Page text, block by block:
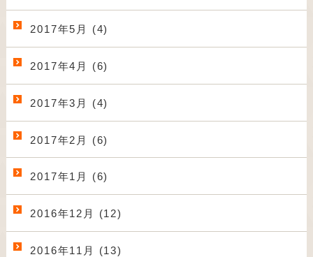
2017年5月 (4)
2017年4月 (6)
2017年3月 (4)
2017年2月 (6)
2017年1月 (6)
2016年12月 (12)
2016年11月 (13)